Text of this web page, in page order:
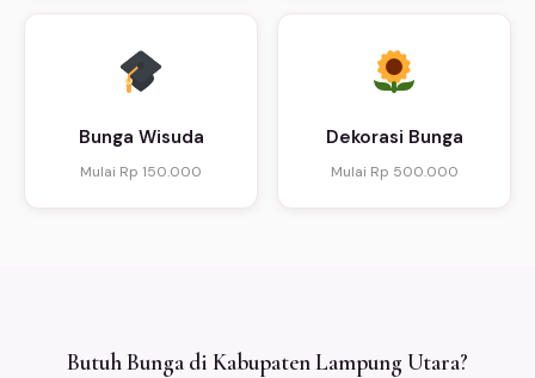
Bunga Wisuda
Mulai Rp 150.000
Dekorasi Bunga
Mulai Rp 500.000
Butuh Bunga di Kabupaten Lampung Utara?